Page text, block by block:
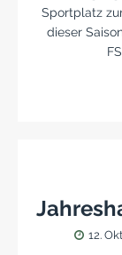
Sportplatz
dieser
12.